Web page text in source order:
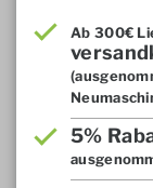
Ab 300€
5%